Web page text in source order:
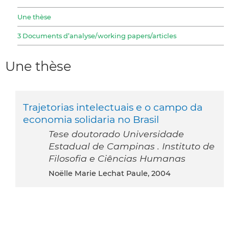
Une thèse
3 Documents d’analyse/working papers/articles
Une thèse
Trajetorias intelectuais e o campo da
economia solidaria no Brasil
Tese doutorado Universidade
Estadual de Campinas . Instituto de
Filosofia e Ciências Humanas
Noëlle Marie Lechat Paule, 2004